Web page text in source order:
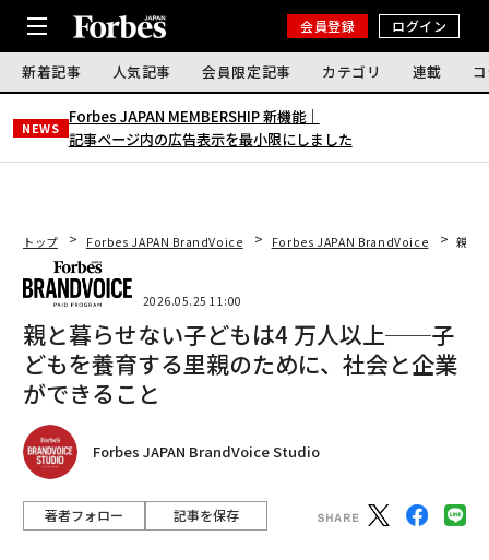
会員登録 ログイン
新着記事 人気記事 会員限定記事 カテゴリ 連載
NEWS
Forbes JAPAN MEMBERSHIP 新機能｜
記事ページ内の広告表示を最小限にしました
トップ Forbes JAPAN BrandVoice Forbes JAPAN BrandVoice 親と
2026.05.25 11:00
親と暮らせない子どもは4 万人以上──子
どもを養育する里親のために、社会と企業
ができること
Forbes JAPAN BrandVoice Studio
著者フォロー 記事を保存